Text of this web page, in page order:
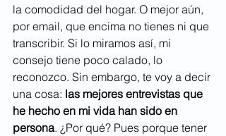
la comodidad del hogar. O mejor aún,
por email, que encima no tienes ni que
transcribir. Si lo miramos así, mi
consejo tiene poco calado, lo
reconozco. Sin embargo, te voy a decir
una cosa: las mejores entrevistas que
he hecho en mi vida han sido en
persona. ¿Por qué? Pues porque tener